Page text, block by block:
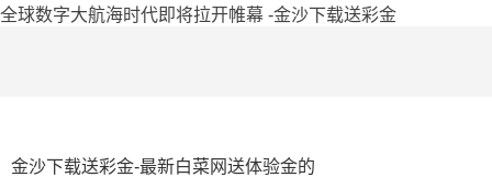
全球数字大航海时代即将拉开帷幕 -金沙下载送彩金
金沙下载送彩金-最新白菜网送体验金的